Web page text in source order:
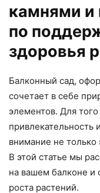
камнями
по
здоровья
Балконный сад,
сочетает в себе
элементов. Для
привлекательность
внимание не только
В этой статье мы
на вашем балконе и
роста растений.